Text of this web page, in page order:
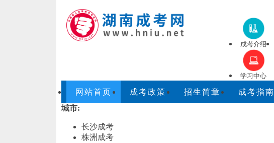
成考介绍
学习中心
网站首页 成考政策 招生简章 成考指南
城市:
长沙成考
株洲成考